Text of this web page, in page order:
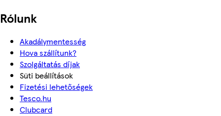
Rólunk
Akadálymentesség
Hova szállítunk?
Szolgáltatás díjak
Süti beállítások
Fizetési lehetőségek
Tesco.hu
Clubcard